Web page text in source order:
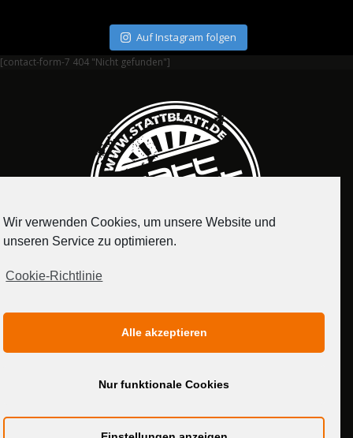
Auf Instagram folgen
[contact-form-7 404 "Nicht gefunden"]
MEDIADATEN
Wir verwenden Cookies, um unsere Website und
unseren Service zu optimieren.
Cookie-Richtlinie
Alle akzeptieren
Nur funktionale Cookies